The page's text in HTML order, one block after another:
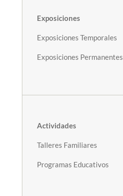
Exposiciones
Exposiciones Temporales
Exposiciones Permanentes
Actividades
Talleres Familiares
Programas Educativos